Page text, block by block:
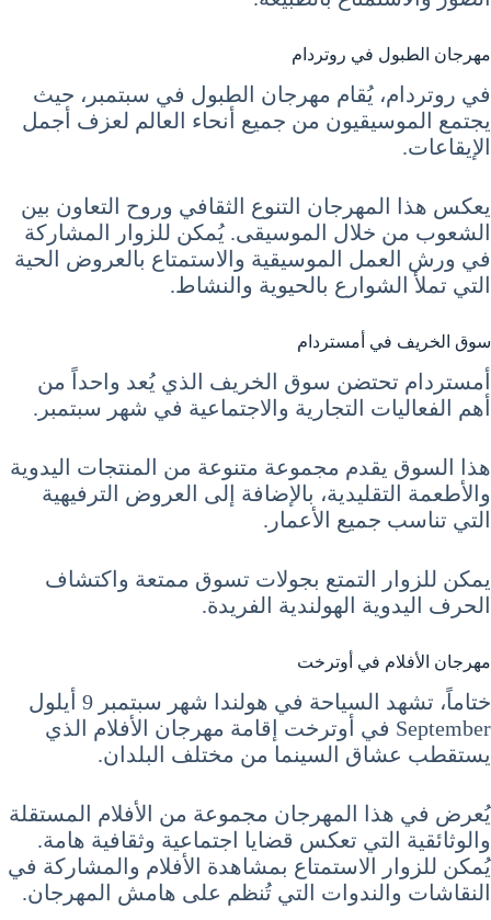
مهرجان الطبول في روتردام
في روتردام، يُقام مهرجان الطبول في سبتمبر، حيث
يجتمع الموسيقيون من جميع أنحاء العالم لعزف أجمل
الإيقاعات.
يعكس هذا المهرجان التنوع الثقافي وروح التعاون بين
الشعوب من خلال الموسيقى. يُمكن للزوار المشاركة
في ورش العمل الموسيقية والاستمتاع بالعروض الحية
التي تملأ الشوارع بالحيوية والنشاط.
سوق الخريف في أمستردام
أمستردام تحتضن سوق الخريف الذي يُعد واحداً من
أهم الفعاليات التجارية والاجتماعية في شهر سبتمبر.
هذا السوق يقدم مجموعة متنوعة من المنتجات اليدوية
والأطعمة التقليدية، بالإضافة إلى العروض الترفيهية
التي تناسب جميع الأعمار.
يمكن للزوار التمتع بجولات تسوق ممتعة واكتشاف
الحرف اليدوية الهولندية الفريدة.
مهرجان الأفلام في أوترخت
ختاماً، تشهد السياحة في هولندا شهر سبتمبر 9 أيلول
September في أوترخت إقامة مهرجان الأفلام الذي
يستقطب عشاق السينما من مختلف البلدان.
يُعرض في هذا المهرجان مجموعة من الأفلام المستقلة
والوثائقية التي تعكس قضايا اجتماعية وثقافية هامة.
يُمكن للزوار الاستمتاع بمشاهدة الأفلام والمشاركة في
النقاشات والندوات التي تُنظم على هامش المهرجان.